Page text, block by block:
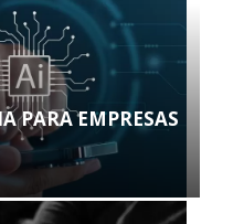
PARA EMPRESAS